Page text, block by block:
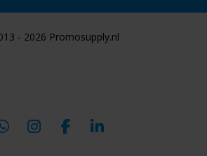
- 2026 Promosupply.nl